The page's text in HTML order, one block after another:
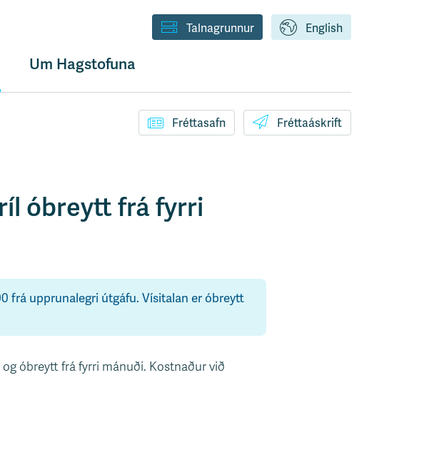
English
Talnagrunnur
Um Hagstofuna
Fréttasafn Fréttaáskrift
óbreytt frá fyrri
frá upprunalegri útgáfu. Vísitalan er óbreytt
og óbreytt frá fyrri mánuði. Kostnaður við